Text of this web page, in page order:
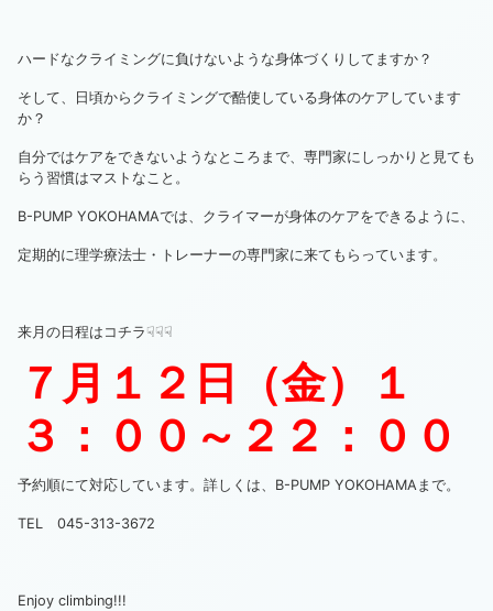
ハードなクライミングに負けないような身体づくりしてますか？
そして、日頃からクライミングで酷使している身体のケアしています
か？
自分ではケアをできないようなところまで、専門家にしっかりと見ても
らう習慣はマストなこと。
B-PUMP YOKOHAMAでは、クライマーが身体のケアをできるように、
定期的に理学療法士・トレーナーの専門家に来てもらっています。
来月の日程はコチラ☟☟☟
７月１２日（金）１
３：００～２２：００
予約順にて対応しています。詳しくは、B-PUMP YOKOHAMAまで。
TEL 045-313-3672
Enjoy climbing!!!